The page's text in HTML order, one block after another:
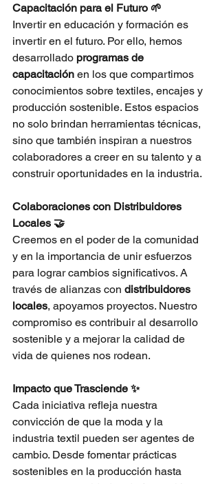
Capacitación para el Futuro 🌱
Invertir en educación y formación es
invertir en el futuro. Por ello, hemos
desarrollado programas de
capacitación en los que compartimos
conocimientos sobre textiles, encajes y
producción sostenible. Estos espacios
no solo brindan herramientas técnicas,
sino que también inspiran a nuestros
colaboradores a creer en su talento y a
construir oportunidades en la industria.
Colaboraciones con Distribuidores
Locales 🤝
Creemos en el poder de la comunidad
y en la importancia de unir esfuerzos
para lograr cambios significativos. A
través de alianzas con distribuidores
locales, apoyamos proyectos. Nuestro
compromiso es contribuir al desarrollo
sostenible y a mejorar la calidad de
vida de quienes nos rodean.
Impacto que Trasciende ✨
Cada iniciativa refleja nuestra
convicción de que la moda y la
industria textil pueden ser agentes de
cambio. Desde fomentar prácticas
sostenibles en la producción hasta